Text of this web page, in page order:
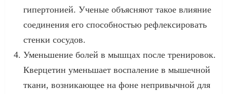
гипертонией. Ученые объясняют такое влияние
соединения его способностью рефлексировать
стенки сосудов.
Уменьшение болей в мышцах после тренировок.
Кверцетин уменьшает воспаление в мышечной
ткани, возникающее на фоне непривычной для